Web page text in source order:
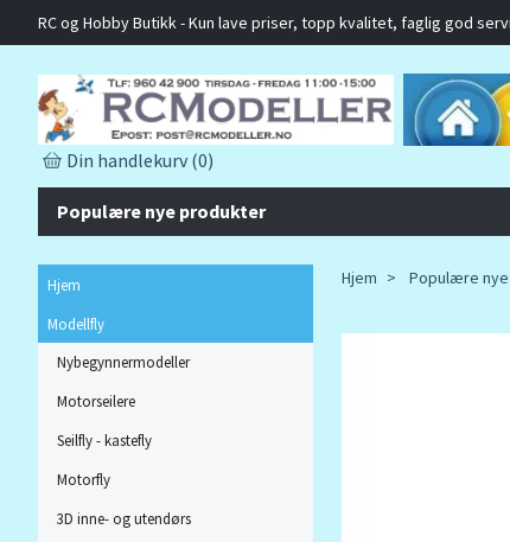
RC og Hobby Butikk - Kun lave priser, topp kvalitet, faglig god
Din handlekurv (0)
Populære nye produkter
Hjem
Modellfly
Nybegynnermodeller
Motorseilere
Seilfly - kastefly
Motorfly
3D inne- og utendørs
Hjem Populære